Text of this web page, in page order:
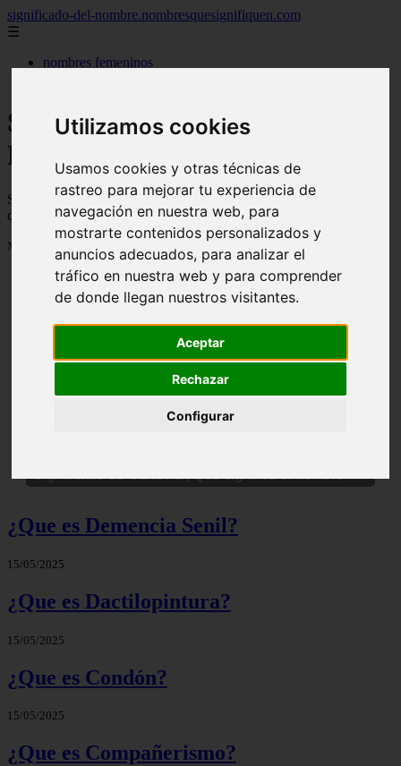
Utilizamos cookies
Usamos cookies y otras técnicas de
rastreo para mejorar tu experiencia de
navegación en nuestra web, para
mostrarte contenidos personalizados y
anuncios adecuados, para analizar el
tráfico en nuestra web y para comprender
de donde llegan nuestros visitantes.
Aceptar
Rechazar
Configurar
significado-del-nombre.nombresquesignifiquen.com
☰
nombres femeninos
Significado de los nombres -
Página 127
Significado de los nombres, su personalidad, de donde vienen y
cuanta gente se llama así
Mostrando 3025 - 3040 de 3040 artículos
¿Que es Demencia Senil?
15/05/2025
¿Que es Dactilopintura?
15/05/2025
¿Que es Condón?
15/05/2025
¿Que es Compañerismo?